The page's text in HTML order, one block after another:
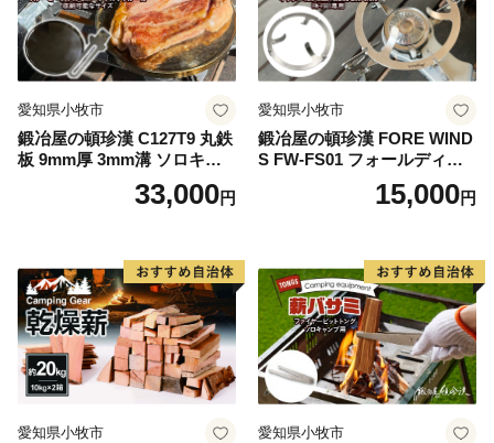
愛知県小牧市
鍛冶屋の頓珍漢 C127T9 丸鉄
板 9mm厚 3mm溝 ソロキャ
ンプ用 専用ハンドル付き ス
ノーピーク アルミパーソナ
33,000円
愛知県小牧市
鍛冶屋の頓珍漢 FORE WIND
S FW-FS01 フォールディン
グ キャンプストーブ専用 五
15,000円
愛知県小牧市 愛知県小牧市